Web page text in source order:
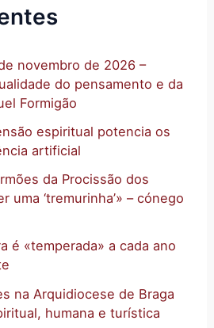
novembro de 2026 –
do pensamento e da
Formigão
espiritual potencia os
artificial
da Procissão dos
uma ‘tremurinha’» – cónego
é «temperada» a cada ano
na Arquidiocese de Braga
humana e turística